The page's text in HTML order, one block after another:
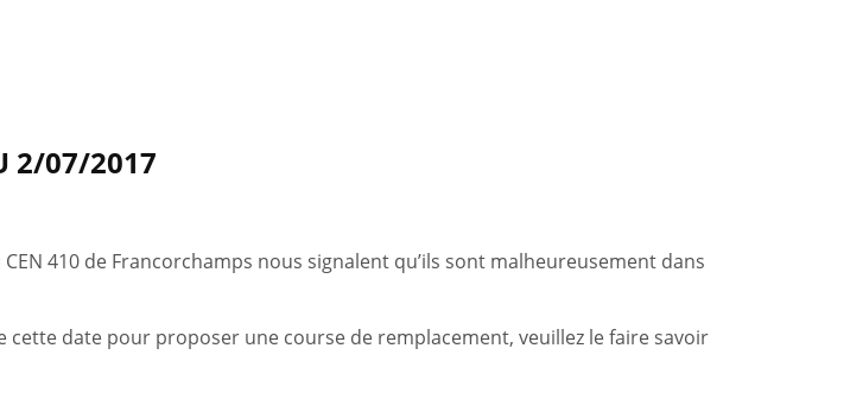
2/07/2017
410 de Francorchamps nous signalent qu’ils sont malheureusement dans
date pour proposer une course de remplacement, veuillez le faire savoir